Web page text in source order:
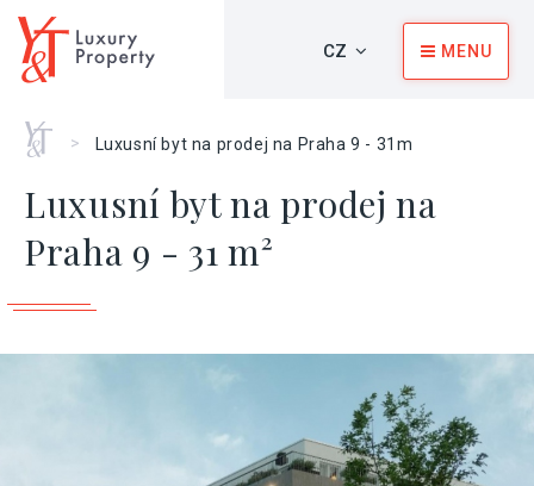
CZ MENU
Home
> Luxusní byt na prodej na Praha 9 - 31m
Luxusní byt na prodej na
Praha 9 - 31 m²